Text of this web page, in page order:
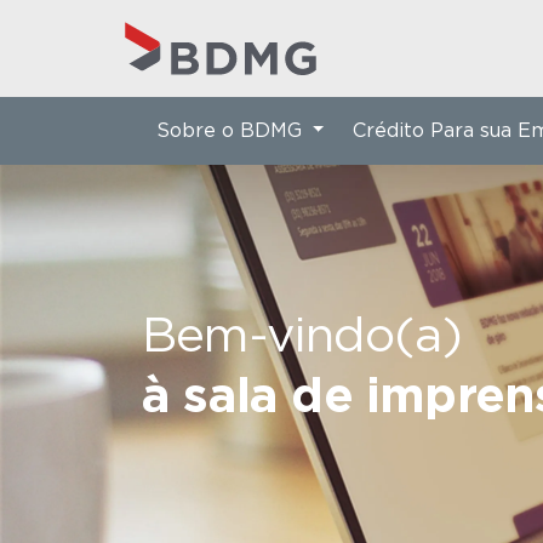
Bem-vindo(a)
à sala de
Sobre o BDMG Crédito Para sua